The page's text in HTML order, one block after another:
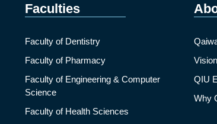
Faculties
Faculty of Dentistry
Faculty of Pharmacy
Faculty of Engineering & Computer
Science
Faculty of Health Sciences
QIU
Why